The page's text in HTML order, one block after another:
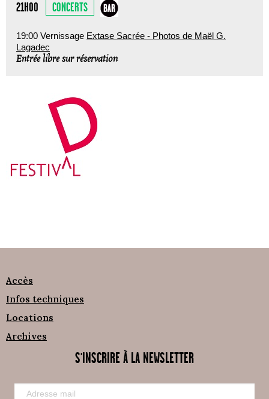
21H00 CONCERTS
19:00 Vernissage Extase Sacrée - Photos de Maël G.
Lagadec
Entrée libre sur réservation
Accès
Infos techniques
Locations
Archives
S'INSCRIRE À LA NEWSLETTER